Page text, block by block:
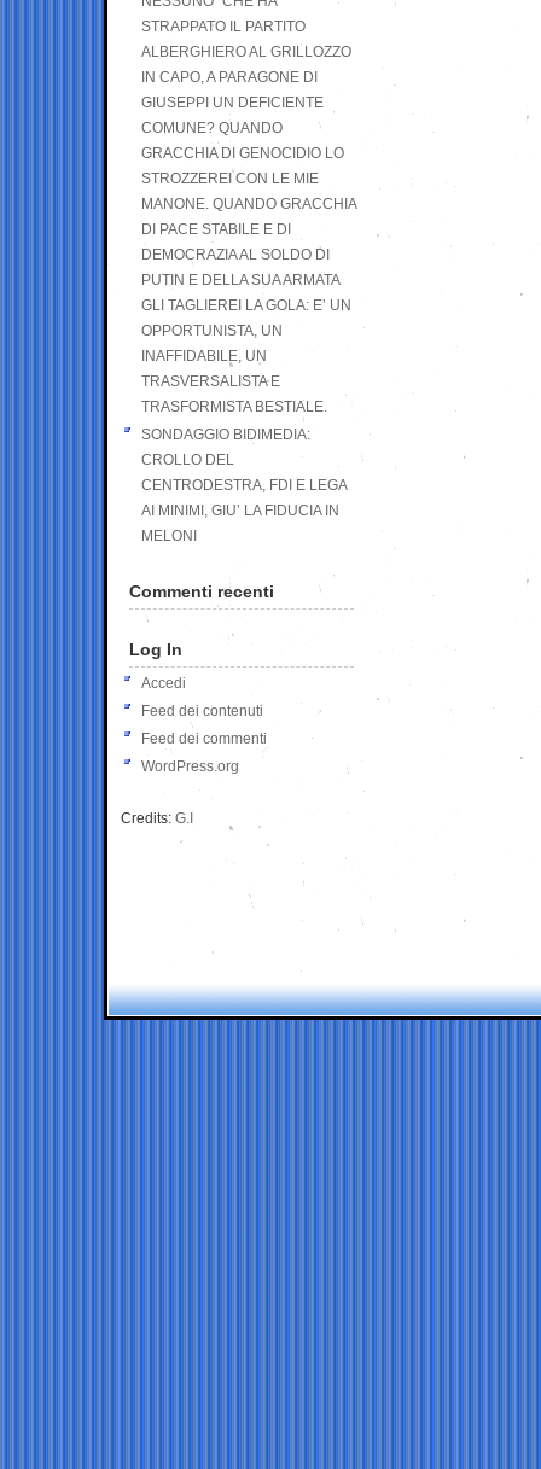
STRAPPATO IL PARTITO
ALBERGHIERO AL GRILLOZZO
IN CAPO, A PARAGONE DI
GIUSEPPI UN DEFICIENTE
COMUNE? QUANDO
GRACCHIA DI GENOCIDIO LO
STROZZEREI CON LE MIE
MANONE. QUANDO GRACCHIA
DI PACE STABILE E DI
DEMOCRAZIA AL SOLDO DI
PUTIN E DELLA SUA ARMATA
GLI TAGLIEREI LA GOLA: E’ UN
OPPORTUNISTA, UN
INAFFIDABILE, UN
TRASVERSALISTA E
TRASFORMISTA BESTIALE.
SONDAGGIO BIDIMEDIA:
CROLLO DEL
CENTRODESTRA, FDI E LEGA
AI MINIMI, GIU’ LA FIDUCIA IN
MELONI
Commenti recenti
Log In
Accedi
Feed dei contenuti
Feed dei commenti
WordPress.org
Credits: G.I